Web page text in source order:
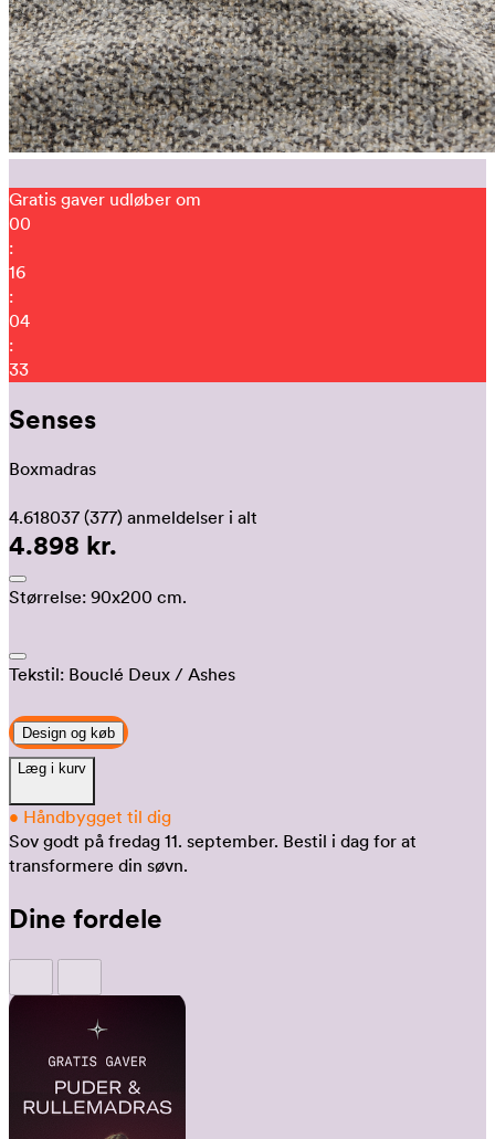
Gratis gaver udløber om
00
:
16
:
04
:
23
Senses
Boxmadras
4.618037 (377) anmeldelser i alt
4.898 kr.
Størrelse: 90x200 cm.
Tekstil: Bouclé Deux / Ashes
Design og køb
Læg i kurv
• Håndbygget til dig
Sov godt på fredag 11. september. Bestil i dag for at
transformere din søvn.
Dine fordele